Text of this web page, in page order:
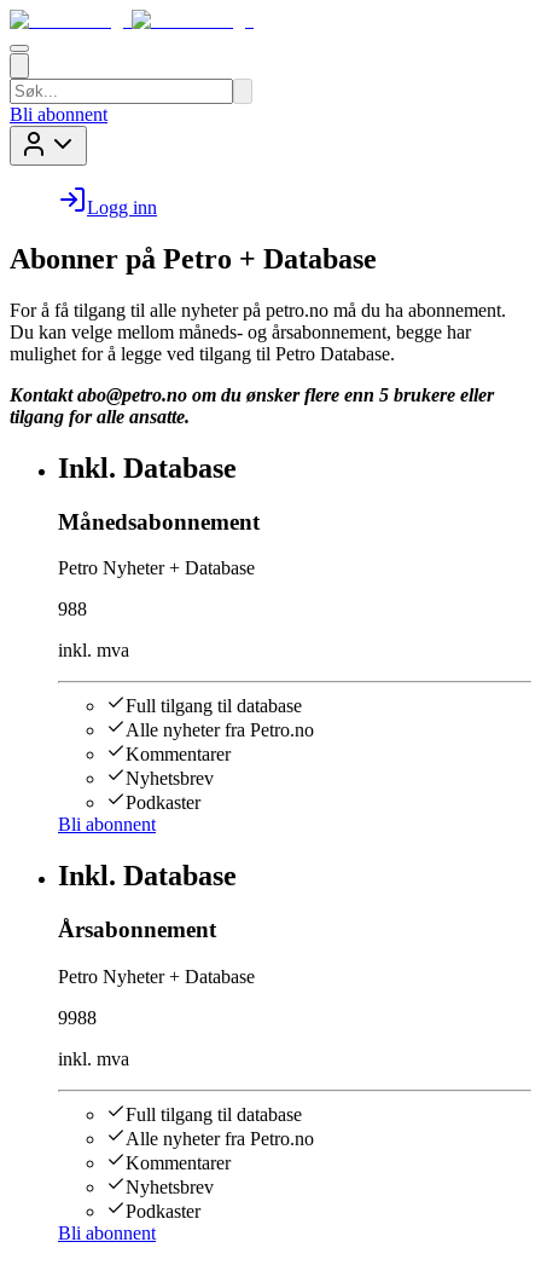
Bli abonnent
Logg inn
Abonner på Petro + Database
For å få tilgang til alle nyheter på petro.no må du ha abonnement.
Du kan velge mellom måneds- og årsabonnement, begge har
mulighet for å legge ved tilgang til Petro Database.
Kontakt abo@petro.no om du ønsker flere enn 5 brukere eller
tilgang for alle ansatte.
Inkl. Database
Månedsabonnement
Petro Nyheter + Database
988
inkl. mva
Full tilgang til database
Alle nyheter fra Petro.no
Kommentarer
Nyhetsbrev
Podkaster
Bli abonnent
Inkl. Database
Årsabonnement
Petro Nyheter + Database
9988
inkl. mva
Full tilgang til database
Alle nyheter fra Petro.no
Kommentarer
Nyhetsbrev
Podkaster
Bli abonnent